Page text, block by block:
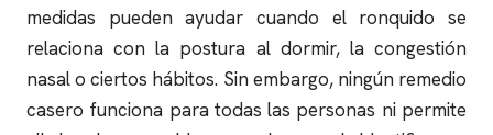
medidas pueden ayudar cuando el ronquido se
relaciona con la postura al dormir, la congestión
nasal o ciertos hábitos. Sin embargo, ningún remedio
casero funciona para todas las personas ni permite